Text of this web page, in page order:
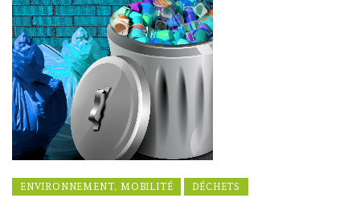
ENVIRONNEMENT, MOBILITÉ DÉCHETS